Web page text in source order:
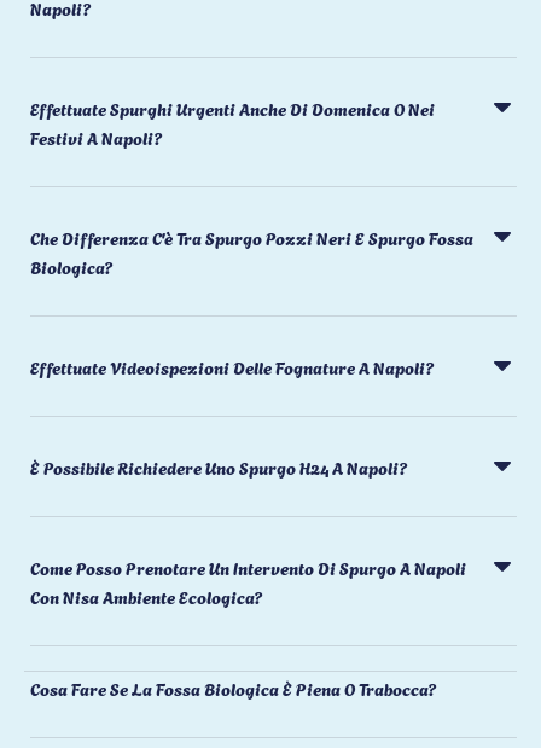
Napoli?
Effettuate Spurghi Urgenti Anche Di Domenica O Nei
Festivi A Napoli?
Che Differenza C'è Tra Spurgo Pozzi Neri E Spurgo Fossa
Biologica?
Effettuate Videoispezioni Delle Fognature A Napoli?
È Possibile Richiedere Uno Spurgo H24 A Napoli?
Come Posso Prenotare Un Intervento Di Spurgo A Napoli
Con Nisa Ambiente Ecologica?
Cosa Fare Se La Fossa Biologica È Piena O Trabocca?